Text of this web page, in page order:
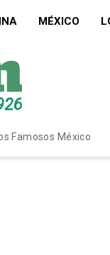
MÉXICO
Famosos México